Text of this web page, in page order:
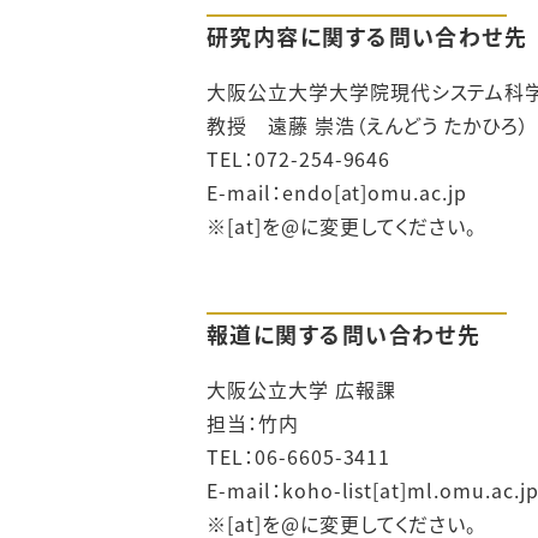
研究内容に関する問い合わせ先
大阪公立大学大学院現代システム科
教授 遠藤 崇浩（えんどう たかひろ）
TEL：072-254-9646
E-mail：endo[at]omu.ac.jp
※[at]を@に変更してください。
報道に関する問い合わせ先
大阪公立大学 広報課
担当：竹内
TEL：06-6605-3411
E-mail： koho-list[at]ml.omu.ac.jp
※[at]を@に変更してください。